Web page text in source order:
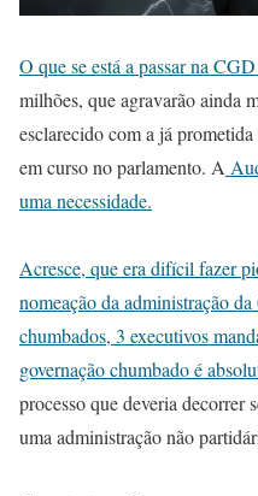
O que se está a passar na
milhões, que agravarão ainda
esclarecido com a já
em curso no parlamento. A
uma necessidade.
Acresce, que era difícil fazer
nomeação da administração
chumbados, 3 executivos
governação chumbado é
processo que deveria decorrer
uma administração não